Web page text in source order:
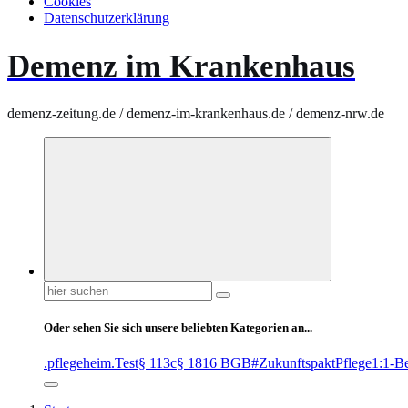
Datenschutzerklärung
Demenz im Krankenhaus
demenz-zeitung.de / demenz-im-krankenhaus.de / demenz-nrw.de
Suchen
nach:
Oder sehen Sie sich unsere beliebten Kategorien an...
.pflegeheim.Test§ 113c§ 1816 BGB#ZukunftspaktPflege1:1-